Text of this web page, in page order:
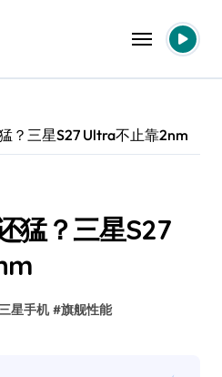
？三星S27 Ultra不止靠2nm
猛？三星S27
星手机 #旗舰性能